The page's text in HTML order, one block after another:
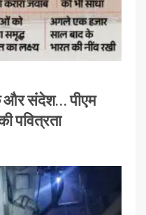
और संदेश… पीएम
पवित्रता